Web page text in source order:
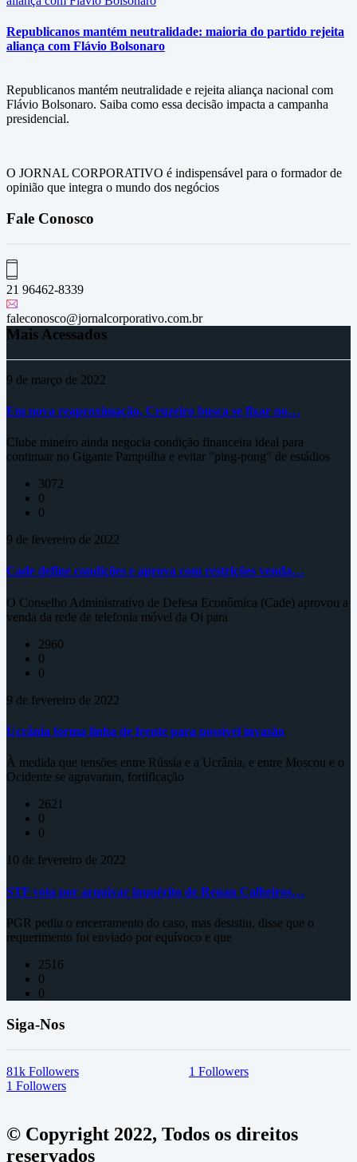
Republicanos mantém neutralidade: maioria do partido rejeita
aliança com Flávio Bolsonaro
Republicanos mantém neutralidade e rejeita aliança nacional com
Flávio Bolsonaro. Saiba como essa decisão impacta a campanha
presidencial.
O JORNAL CORPORATIVO é indispensável para o formador de
opinião que integra o mundo dos negócios
Fale Conosco
21 96462-8339
faleconosco@jornalcorporativo.com.br
Mais Acessados
9 de março de 2022
Em nova reaproximação, Cruzeiro busca se fixar no…
Clube mineiro ainda negocia condição financeira ideal para
continuar no Gigante Pampulha e evitar "ping-pong" de estádios
3072
0
0
9 de fevereiro de 2022
Cade define condições e aprova com restrições venda…
O Conselho Administrativo de Defesa Econômica (Cade) aprovou a
venda da rede de telefonia móvel da Oi para
2960
0
0
9 de fevereiro de 2022
Ucrânia forma linha de frente para possível invasão
À medida que tensões entre Rússia e a Ucrânia, e entre Moscou e o
Ocidente se agravaram, fortificação
2621
0
0
10 de fevereiro de 2022
STF vota por arquivar inquérito de Renan Calheiros…
PGR pediu o encerramento do caso, mas desistiu, disse que o
requerimento foi enviado por equívoco e que
2516
0
0
Siga-Nos
81k Followers 1 Followers
1 Followers
© Copyright 2022, Todos os direitos
reservados